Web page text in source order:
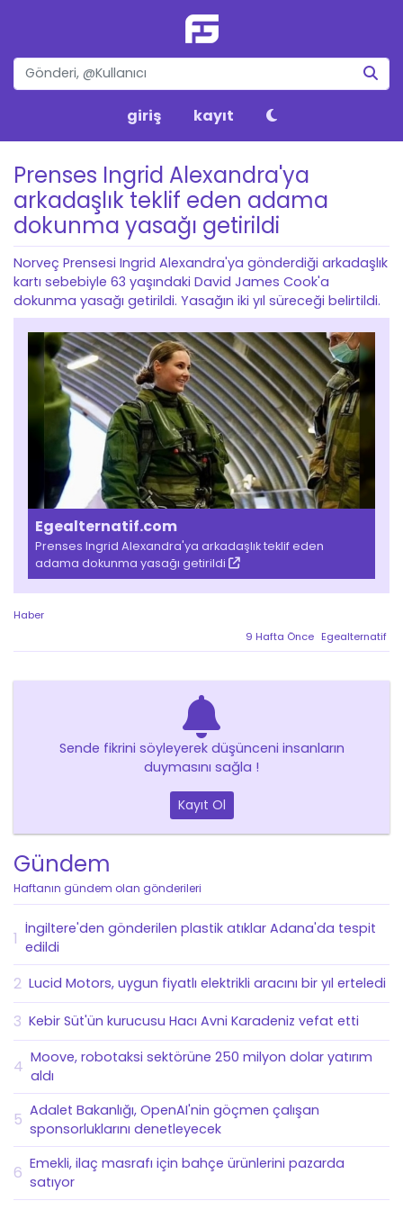
giriş kayıt
Gündem
Haftanın gündem olan gönderileri
1 İngiltere'den gönderilen plastik atıklar Adana'da tespit
edildi
2 Lucid Motors, uygun fiyatlı elektrikli aracını bir yıl erteledi
3 Kebir Süt'ün kurucusu Hacı Avni Karadeniz vefat etti
4 Moove, robotaksi sektörüne 250 milyon dolar yatırım
aldı
5 Adalet Bakanlığı, OpenAI'nin göçmen çalışan
sponsorluklarını denetleyecek
6 Emekli, ilaç masrafı için bahçe ürünlerini pazarda
satıyor
Prenses Ingrid Alexandra'ya
arkadaşlık teklif eden adama
dokunma yasağı getirildi
Norveç Prensesi Ingrid Alexandra'ya gönderdiği arkadaşlık
kartı sebebiyle 63 yaşındaki David James Cook'a
dokunma yasağı getirildi. Yasağın iki yıl süreceği belirtildi.
Egealternatif.com
Prenses Ingrid Alexandra'ya arkadaşlık teklif eden
adama dokunma yasağı getirildi
Haber
9 Hafta Önce Egealternatif
Sende fikrini söyleyerek düşünceni insanların
duymasını sağla !
Kayıt Ol